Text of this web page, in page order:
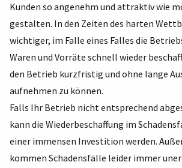
Kunden so angenehm und attraktiv wie
gestalten. In den Zeiten des harten
wichtiger, im Falle eines Falles die
Waren und Vorräte schnell wieder
den Betrieb kurzfristig und ohne lange
aufnehmen zu können.
Falls Ihr Betrieb nicht entsprechend
kann die Wiederbeschaffung im
einer immensen Investition werden.
kommen Schadensfälle leider immer